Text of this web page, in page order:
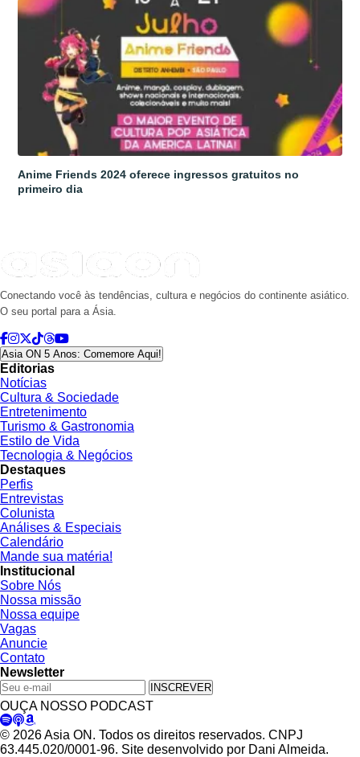
Anime Friends 2024 oferece ingressos gratuitos no
primeiro dia
Conectando você às tendências, cultura e negócios do continente asiático.
O seu portal para a Ásia.
Asia ON 5 Anos: Comemore Aqui!
Editorias
Notícias
Cultura & Sociedade
Entretenimento
Turismo & Gastronomia
Estilo de Vida
Tecnologia & Negócios
Destaques
Perfis
Entrevistas
Colunista
Análises & Especiais
Calendário
Mande sua matéria!
Institucional
Sobre Nós
Nossa missão
Nossa equipe
Vagas
Anuncie
Contato
Newsletter
INSCREVER
OUÇA NOSSO PODCAST
© 2026 Asia ON. Todos os direitos reservados. CNPJ
63.445.020/0001-96. Site desenvolvido por Dani Almeida.